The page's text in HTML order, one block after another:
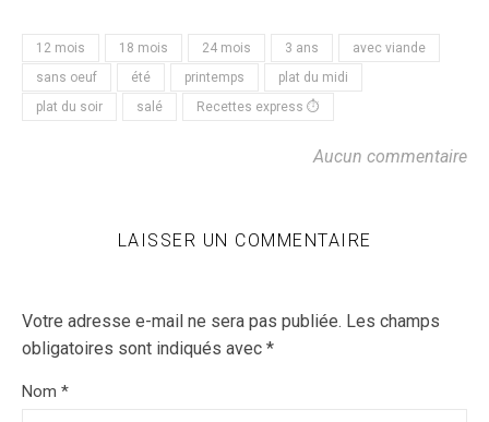
12 mois 18 mois 24 mois 3 ans
avec viande
sans oeuf
été printemps
plat du midi
plat du soir
salé Recettes express ⏱
Aucun commentaire
LAISSER UN COMMENTAIRE
Votre adresse e-mail ne sera pas publiée. Les champs
obligatoires sont indiqués avec *
Nom *